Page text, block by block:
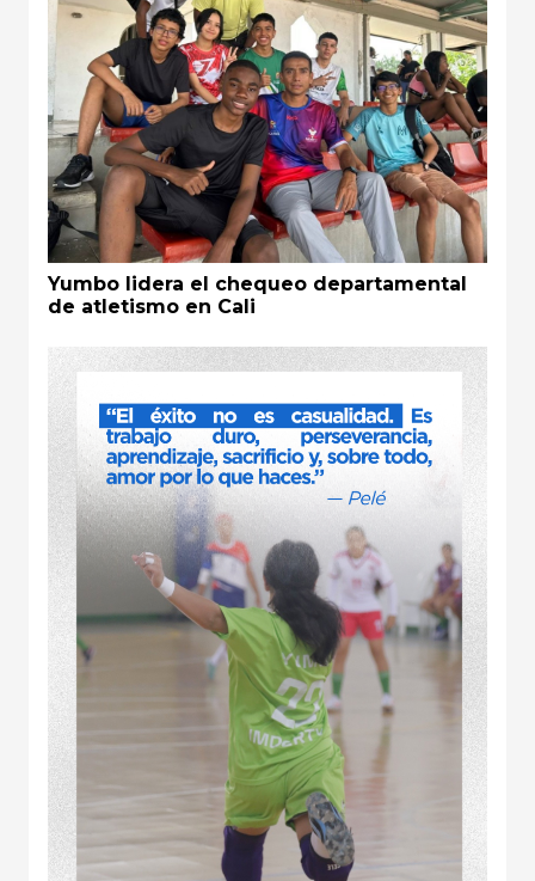
Yumbo lidera el chequeo departamental
de atletismo en Cali